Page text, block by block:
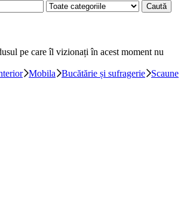
Caută
pe care îl vizionați în acest moment nu
Mobila Bucătărie și sufragerie Scaune